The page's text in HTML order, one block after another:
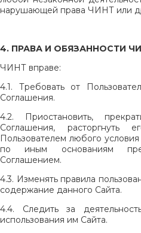
нарушающей права ЧИНТ или
4. ПРАВА И ОБЯЗАННОСТИ
ЧИНТ вправе:
4.1. Требовать от
Соглашения.
4.2. Приостановить,
Соглашения, расторгнуть
Пользователем любого
по иным основаниям
Соглашением.
4.3. Изменять правила
содержание данного Сайта.
4.4. Следить за
использования им Сайта.